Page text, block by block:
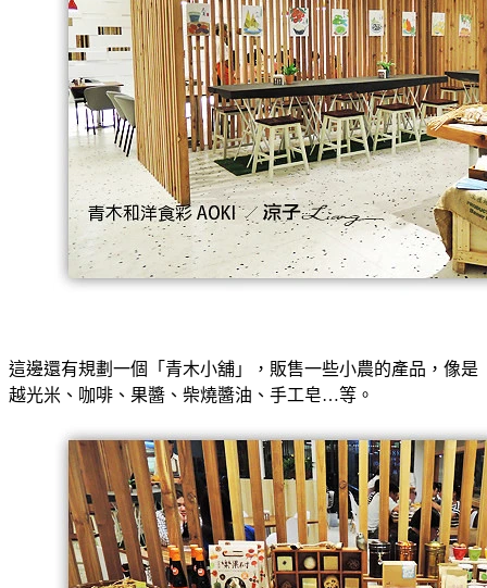
這邊還有規劃一個「青木小舖」，販售一些小農的產品，像是
越光米、咖啡、果醬、柴燒醬油、手工皂…等。